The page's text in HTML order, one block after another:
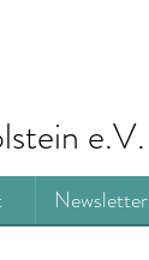
Newsletter
e.V.